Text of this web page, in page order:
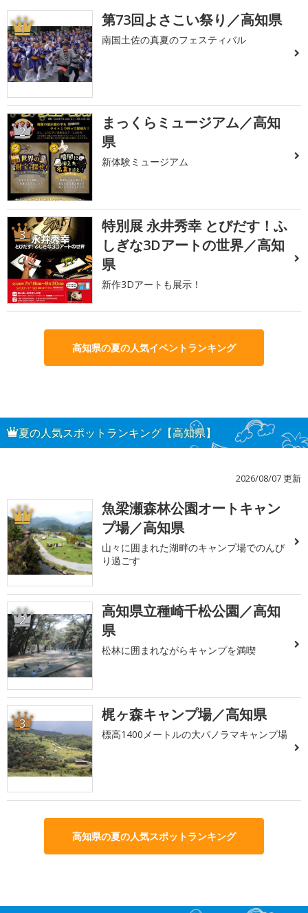
1 第73回よさこい祭り／高知県
南国土佐の真夏のフェスティバル
2
まっくらミュージアム／高知
県
新体験ミュージアム
3
特別展 永井秀幸 とびだす！ふ
しぎな3Dアートの世界／高知
県
新作3Dアートも展示！
高知県の夏の人気イベントランキング
夏の人気スポットランキング【高知県】
2026/08/07 更新
1
魚梁瀬森林公園オートキャン
プ場／高知県
山々に囲まれた湖畔のキャンプ場でのんび
り過ごす
2
高知県立種崎千松公園／高知
県
松林に囲まれながらキャンプを満喫
3 梶ヶ森キャンプ場／高知県
標高1400メートルの大パノラマキャンプ場
高知県の夏の人気スポットランキング